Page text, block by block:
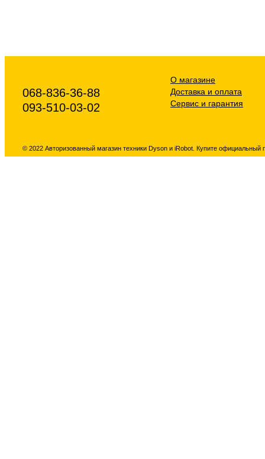
068-836-36-88
093-510-03-02
О магазине
Доставка и оплата
Сервис и гарантия
© 2022 Авторизованный магазин техники Dyson и iRobot. Купите